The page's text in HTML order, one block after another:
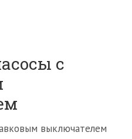
с
выключателем